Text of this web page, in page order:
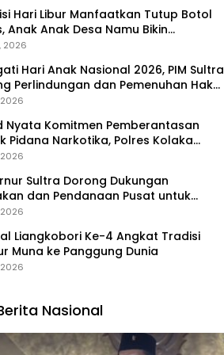
Hari Libur Manfaatkan Tutup Botol
Anak Anak Desa Namu Bikin
Kunci Bernilai Ekonomi
2026
Hari Anak Nasional 2026, PIM Sultra
Perlindungan dan Pemenuhan Hak
2026
Nyata Komitmen Pemberantasan
Pidana Narkotika, Polres Kolaka
Peredaran 3 Kg Sabu-Sabu
2026
Sultra Dorong Dukungan
dan Pendanaan Pusat untuk
Kawasan Liangkobhori
2026
Liangkobori Ke-4 Angkat Tradisi
Muna ke Panggung Dunia
2026
Nasional